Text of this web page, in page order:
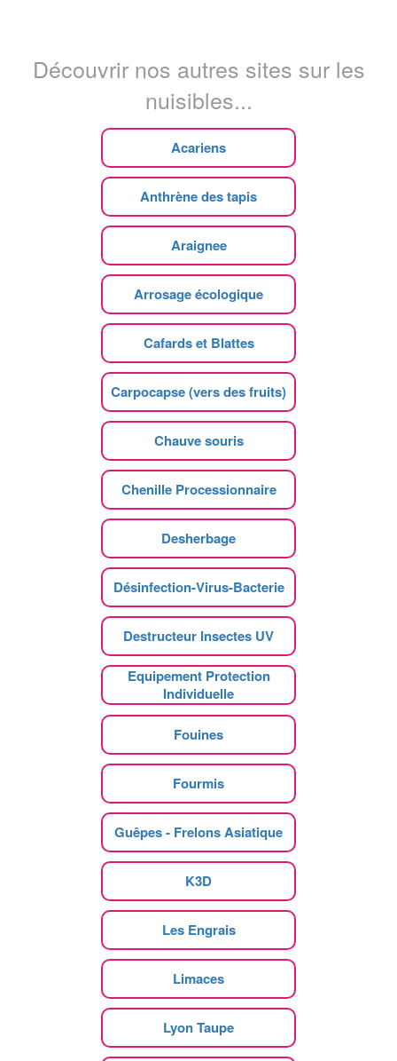
Découvrir nos autres sites sur les
nuisibles...
Acariens
Anthrène des tapis
Araignee
Arrosage écologique
Cafards et Blattes
Carpocapse (vers des fruits)
Chauve souris
Chenille Processionnaire
Desherbage
Désinfection-Virus-Bacterie
Destructeur Insectes UV
Equipement Protection
Individuelle
Fouines
Fourmis
Guêpes - Frelons Asiatique
K3D
Les Engrais
Limaces
Lyon Taupe